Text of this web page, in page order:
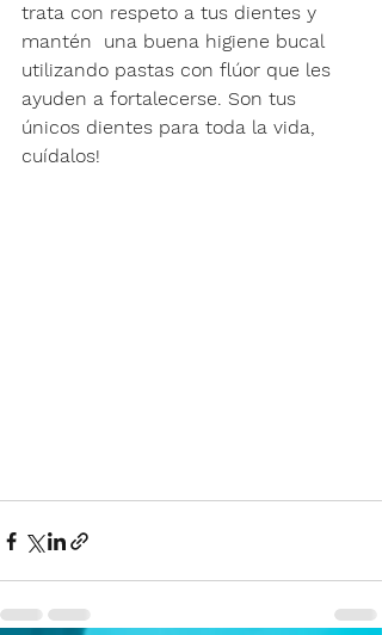
trata con respeto a tus dientes y
mantén  una buena higiene bucal
utilizando pastas con flúor que les
ayuden a fortalecerse. Son tus
únicos dientes para toda la vida,
cuídalos!